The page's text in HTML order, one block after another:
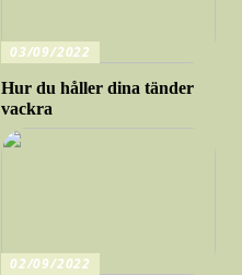
03/09/2022
Hur du håller dina tänder
vackra
02/09/2022